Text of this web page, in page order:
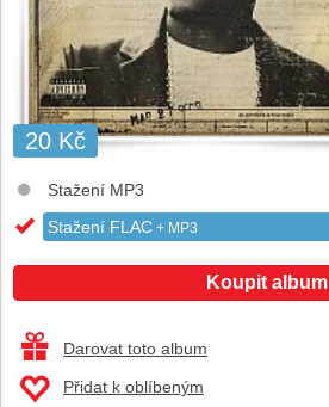
20 Kč
Stažení MP3
Stažení FLAC + MP3
Koupit album
Darovat toto album
Přidat k oblíbeným